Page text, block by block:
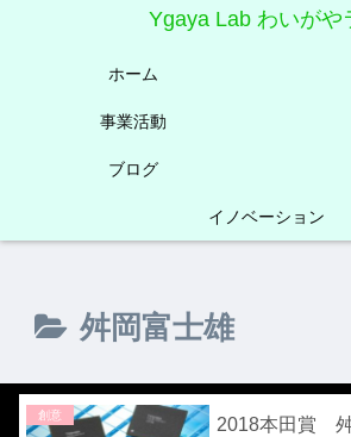
Ygaya Lab わいがや
ホーム
事業活動
ブログ
イノベーション
舛岡富士雄
創意
2018本田賞